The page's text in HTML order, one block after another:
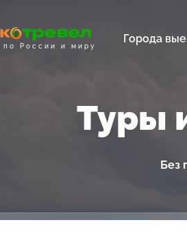
по России и миру
Города
Туры
Без